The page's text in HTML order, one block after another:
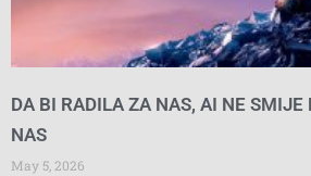
DA BI RADILA ZA NAS, AI NE
NAS
May 5, 2026